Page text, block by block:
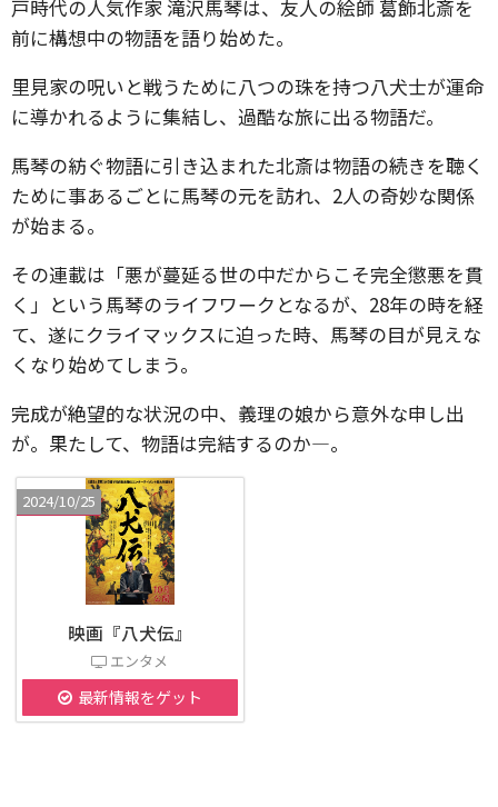
戸時代の人気作家 滝沢馬琴は、友人の絵師 葛飾北斎を
前に構想中の物語を語り始めた。
里見家の呪いと戦うために八つの珠を持つ八犬士が運命
に導かれるように集結し、過酷な旅に出る物語だ。
馬琴の紡ぐ物語に引き込まれた北斎は物語の続きを聴く
ために事あるごとに馬琴の元を訪れ、2人の奇妙な関係
が始まる。
その連載は「悪が蔓延る世の中だからこそ完全懲悪を貫
く」という馬琴のライフワークとなるが、28年の時を経
て、遂にクライマックスに迫った時、馬琴の目が見えな
くなり始めてしまう。
完成が絶望的な状況の中、義理の娘から意外な申し出
が。果たして、物語は完結するのか―。
2024/10/25
映画『八犬伝』
エンタメ
最新情報をゲット